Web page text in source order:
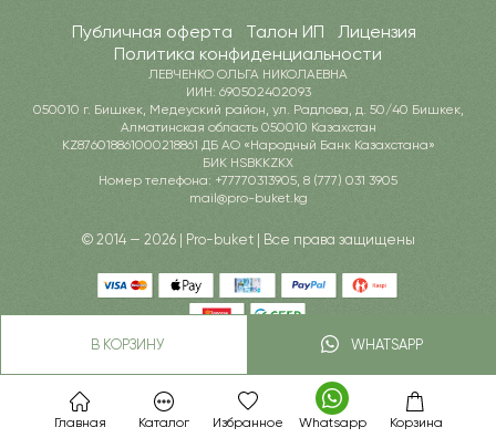
Главная Каталог Избранное Whatsapp Корзина
В КОРЗИНУ WHATSAPP
Публичная оферта Талон ИП
Лицензия
Политика конфиденциальности
ЛЕВЧЕНКО ОЛЬГА НИКОЛАЕВНА
ИИН: 690502402093
050010 г. Бишкек, Медеуский район, ул. Радлова, д. 50/40 Бишкек,
Алматинская область 050010 Казахстан
KZ876018861000218861 ДБ АО «Народный Банк Казахстана»
БИК HSBKKZKX
Номер телефона: +77770313905, 8 (777) 031 3905
mail@pro-buket.kg
© 2014 — 2026 | Pro-buket | Все права защищены